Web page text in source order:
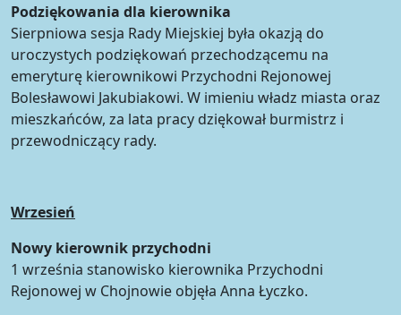
Podziękowania dla kierownika
Sierpniowa sesja Rady Miejskiej była okazją do
uroczystych podziękowań przechodzącemu na
emeryturę kierownikowi Przychodni Rejonowej
Bolesławowi Jakubiakowi. W imieniu władz miasta oraz
mieszkańców, za lata pracy dziękował burmistrz i
przewodniczący rady.
Wrzesień
Nowy kierownik przychodni
1 września stanowisko kierownika Przychodni
Rejonowej w Chojnowie objęła Anna Łyczko.